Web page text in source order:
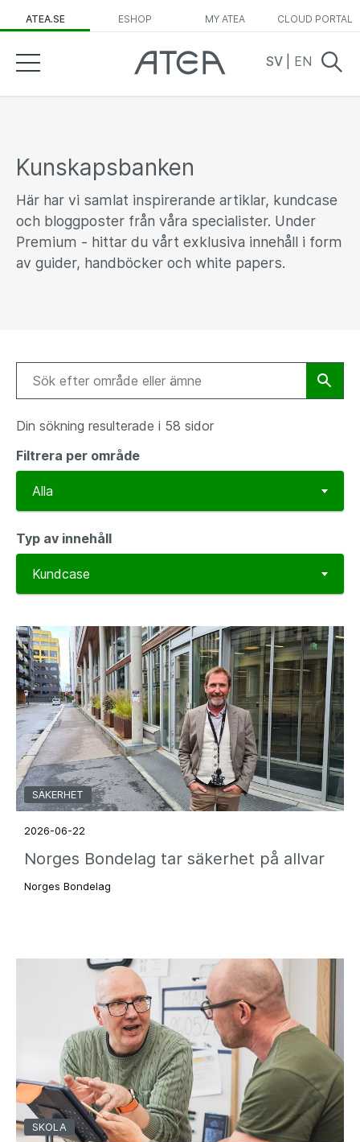
ATEA.SE ESHOP MY ATEA CLOUD PORTAL
SV EN
Kunskapsbanken
Här har vi samlat inspirerande artiklar, kundcase
och bloggposter från våra specialister. Under
Premium - hittar du vårt exklusiva innehåll i form
av guider, handböcker och white papers.
Din sökning resulterade i 58 sidor
Filtrera per område
Typ av innehåll
SÄKERHET
2026-06-22
Norges Bondelag tar säkerhet på allvar
Norges Bondelag
SKOLA